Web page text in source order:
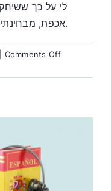
לי על כך
אכפת, מבחינתי, נהניתי בתמימותי לשחק עם בנות.
Comments Offon
של
לעברנו